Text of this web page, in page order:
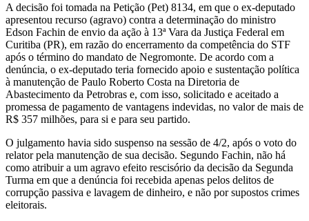
A decisão foi tomada na Petição (Pet) 8134, em que o ex-deputado
apresentou recurso (agravo) contra a determinação do ministro
Edson Fachin de envio da ação à 13ª Vara da Justiça Federal em
Curitiba (PR), em razão do encerramento da competência do STF
após o término do mandato de Negromonte. De acordo com a
denúncia, o ex-deputado teria fornecido apoio e sustentação política
à manutenção de Paulo Roberto Costa na Diretoria de
Abastecimento da Petrobras e, com isso, solicitado e aceitado a
promessa de pagamento de vantagens indevidas, no valor de mais de
R$ 357 milhões, para si e para seu partido.
O julgamento havia sido suspenso na sessão de 4/2, após o voto do
relator pela manutenção de sua decisão. Segundo Fachin, não há
como atribuir a um agravo efeito rescisório da decisão da Segunda
Turma em que a denúncia foi recebida apenas pelos delitos de
corrupção passiva e lavagem de dinheiro, e não por supostos crimes
eleitorais.